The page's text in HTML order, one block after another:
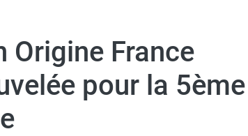
France
pour la 5ème